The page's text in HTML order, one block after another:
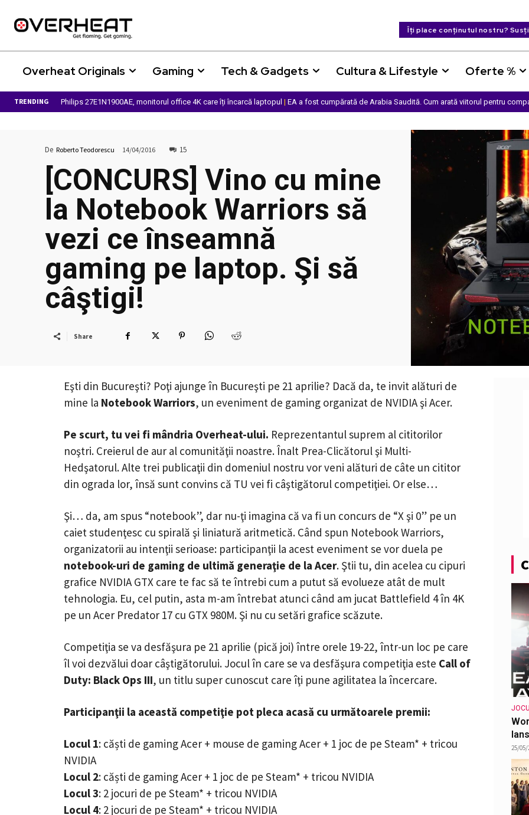
Îți place conținutul nostru?
Overheat Originals Gaming Tech & Gadgets Cultura & Lifestyle Oferte %
TRENDING Philips 27E1N1900AE, monitorul office 4K care îți încarcă laptopul | EA a fost cumpărată de Arabia Saudită. Cum arată viitorul pentru
De Roberto Teodorescu 14/04/2016 15
[CONCURS] Vino cu mine
la Notebook Warriors să
vezi ce înseamnă
gaming pe laptop. Şi să
câştigi!
Share
Eşti din Bucureşti? Poţi ajunge în Bucureşti pe 21 aprilie? Dacă da, te invit alături de
mine la Notebook Warriors, un eveniment de gaming organizat de NVIDIA şi Acer.
Pe scurt, tu vei fi mândria Overheat-ului. Reprezentantul suprem al cititorilor
noştri. Creierul de aur al comunităţii noastre. Înalt Prea-Clicătorul şi Multi-
Hedşatorul. Alte trei publicaţii din domeniul nostru vor veni alături de câte un cititor
din ograda lor, însă sunt convins că TU vei fi câştigătorul competiţiei. Or else…
Şi… da, am spus “notebook”, dar nu-ţi imagina că va fi un concurs de “X şi 0” pe un
caiet studenţesc cu spirală şi liniatură aritmetică. Când spun Notebook Warriors,
organizatorii au intenţii serioase: participanţii la acest eveniment se vor duela pe
notebook-uri de gaming de ultimă generaţie de la Acer. Ştii tu, din acelea cu cipuri
grafice NVIDIA GTX care te fac să te întrebi cum a putut să evolueze atât de mult
tehnologia. Eu, cel putin, asta m-am întrebat atunci când am jucat Battlefield 4 în 4K
pe un Acer Predator 17 cu GTX 980M. Şi nu cu setări grafice scăzute.
Competiţia se va desfăşura pe 21 aprilie (pică joi) între orele 19-22, într-un loc pe care
îl voi dezvălui doar câştigătorului. Jocul în care se va desfăşura competiţia este Call of
Duty: Black Ops III, un titlu super cunoscut care îţi pune agilitatea la încercare.
Participanţii la această competiţie pot pleca acasă cu următoarele premii:
Locul 1: căști de gaming Acer + mouse de gaming Acer + 1 joc de pe Steam* + tricou
NVIDIA
Locul 2: căști de gaming Acer + 1 joc de pe Steam* + tricou NVIDIA
Locul 3: 2 jocuri de pe Steam* + tricou NVIDIA
Locul 4: 2 jocuri de pe Steam* + tricou NVIDIA
25/05/